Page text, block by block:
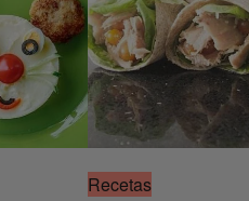
Recetas